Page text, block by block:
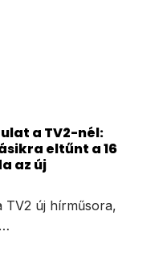
a TV2-nél:
eltűnt a 16
az új
TV2 új hírműsora,